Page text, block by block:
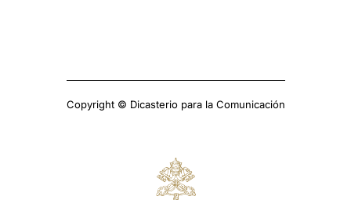
Copyright © Dicasterio para la Comunicación